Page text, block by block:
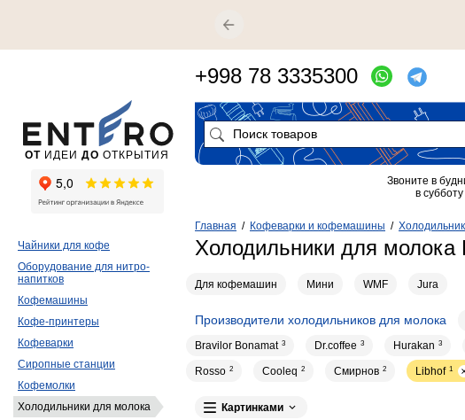
Главная / Кофеварки и кофемашины /
Холодильники для молока
Для кофемашин Мини WMF Jura
Производители холодильников для молока
Bravilor Bonamat 3 Dr.coffee 3 Hurakan 3
Rosso 2 Cooleq 2 Смирнов 2 Libhof 1
Картинками
Чайники для кофе
Оборудование для нитро-
напитков
Кофемашины
Кофе-принтеры
Кофеварки
Сиропные станции
Кофемолки
Холодильники для молока
ОТ ИДЕИ ДО ОТКРЫТИЯ
+998 78 3335300
Звоните в
в